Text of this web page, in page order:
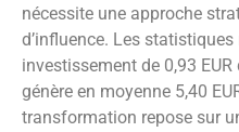
nécessite une approche
d’influence. Les statistiques
investissement de 0,93
génère en moyenne 5,40
transformation repose sur